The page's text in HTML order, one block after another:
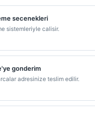
secenekleri
sistemleriyle calisir.
gonderim
adresinize teslim edilir.